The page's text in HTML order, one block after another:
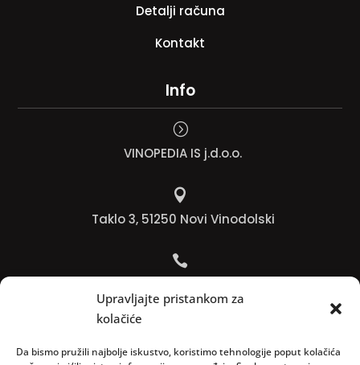
Upravljajte pristankom za
kolačiće
Da bismo pružili najbolje iskustvo, koristimo tehnologije poput kolačića
Detalji računa
Kontakt
Info
=
VINOPEDIA IS j.d.o.o.

Taklo 3, 51250 Novi Vinodolski

Jadranko +385 91 501 4218